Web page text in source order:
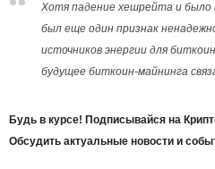
Хотя падение хешрейта и было
был еще один признак
источников энергии для
будущее биткоин-майнинга
Будь в курсе! Подписывайся на
Обсудить актуальные новости и